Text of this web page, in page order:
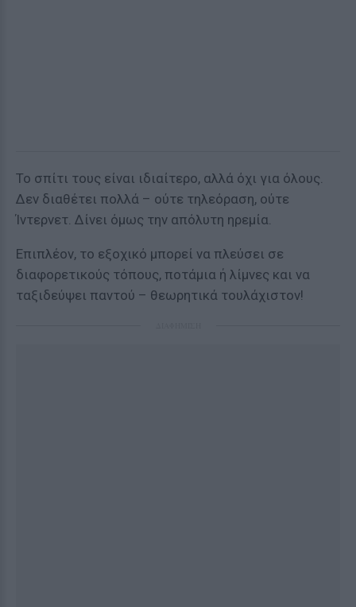
Το σπίτι τους είναι ιδιαίτερο, αλλά όχι για όλους.
Δεν διαθέτει πολλά – ούτε τηλεόραση, ούτε
Ίντερνετ. Δίνει όμως την απόλυτη ηρεμία.
Επιπλέον, το εξοχικό μπορεί να πλεύσει σε
διαφορετικούς τόπους, ποτάμια ή λίμνες και να
ταξιδεύψει παντού – θεωρητικά τουλάχιστον!